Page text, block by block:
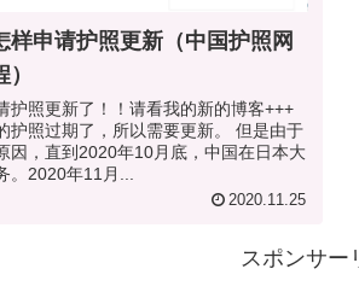
样申请护照更新（中国护照网
护照更新了！！请看我的新的博客+++
过期了，所以需要更新。 但是由于
因，直到2020年10月底，中国在日本大
。2020年11月...
2020.11.25
スポンサー